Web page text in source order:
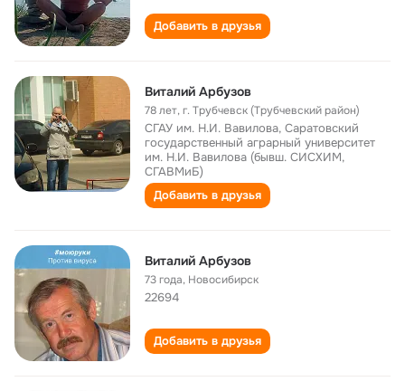
Добавить в друзья
Виталий Арбузов
78 лет,г. Трубчевск (Трубчевский район)
СГАУ им. Н.И. Вавилова, Саратовский
государственный аграрный университет
им. Н.И. Вавилова (бывш. СИСХИМ,
СГАВМиБ)
Добавить в друзья
Виталий Арбузов
73 года, Новосибирск
22694
Добавить в друзья